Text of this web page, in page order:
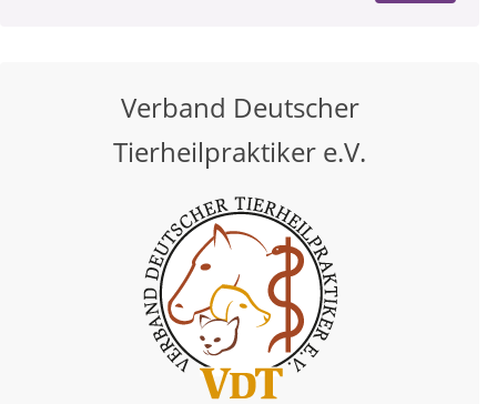
Verband Deutscher
Tierheilpraktiker e.V.